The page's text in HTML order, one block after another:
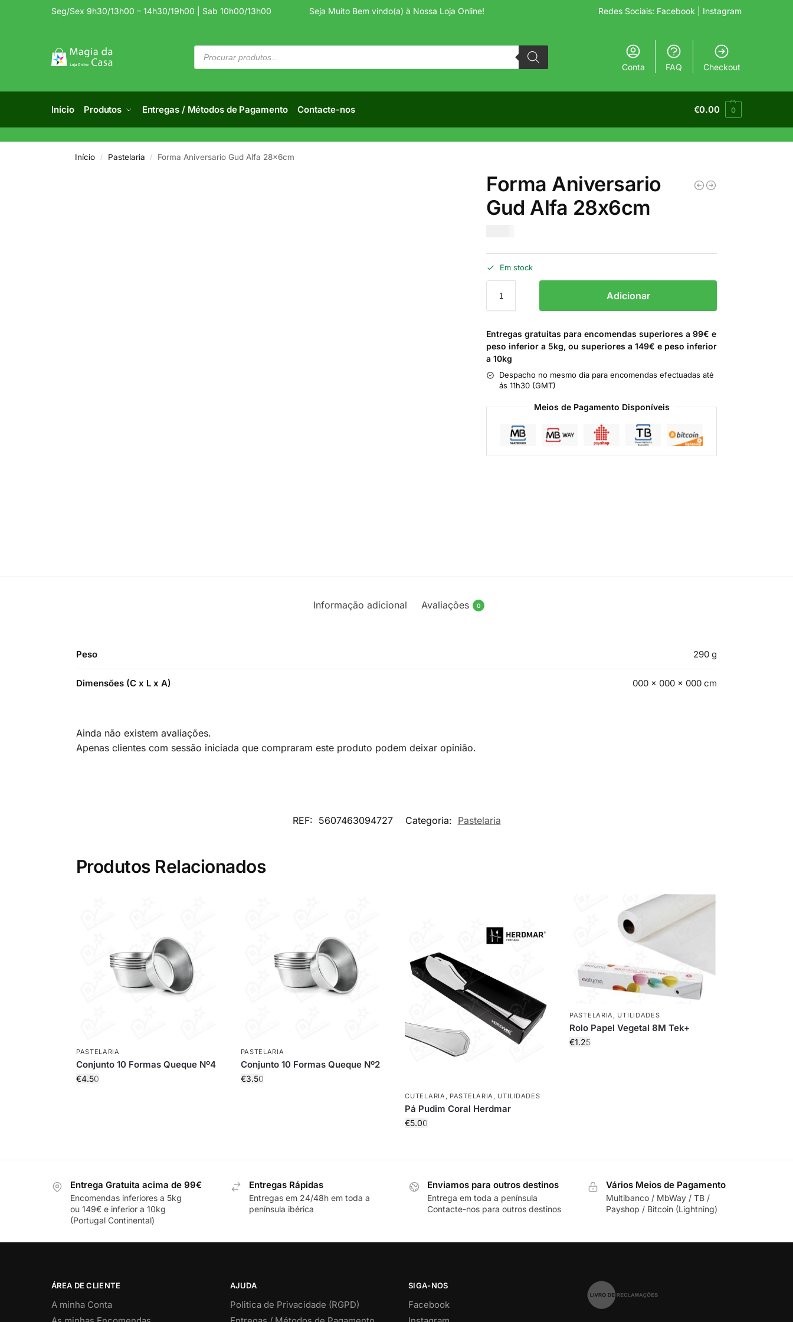
Seg/Sex 9h30/13h00 – 14h30/19h00 | Sab 10h00/13h00 Seja Muito Bem vindo(a) à Nossa Loja Online! Redes Sociais: Facebook | Instagram
Conta FAQ Checkout
Início Produtos Entregas / Métodos de Pagamento Contacte-nos €0.00 0
Início / Pastelaria / Forma Aniversario Gud Alfa 28x6cm
Forma Aniversario
Gud Alfa 28x6cm
Em stock
Adicionar
Entregas gratuitas para encomendas superiores a 99€ e
peso inferior a 5kg, ou superiores a 149€ e peso inferior
a 10kg
Despacho no mesmo dia para encomendas efectuadas até
ás 11h30 (GMT)
Meios de Pagamento Disponíveis
Informação adicional Avaliações 0
Peso 290 g
Dimensões (C x L x A) 000 × 000 × 000 cm
Ainda não existem avaliações.
Apenas clientes com sessão iniciada que compraram este produto podem deixar opinião.
REF: 5607463094727 Categoria: Pastelaria
Produtos Relacionados
PASTELARIA
Conjunto 10 Formas Queque Nº4
€4.50
PASTELARIA
Conjunto 10 Formas Queque Nº2
€3.50
CUTELARIA, PASTELARIA, UTILIDADES
Pá Pudim Coral Herdmar
€5.00
PASTELARIA, UTILIDADES
Rolo Papel Vegetal 8M Tek+
€1.25
Entrega Gratuita acima de 99€
Encomendas inferiores a 5kg
ou 149€ e inferior a 10kg
(Portugal Continental)
Entregas Rápidas
Entregas em 24/48h em toda a
península ibérica
Enviamos para outros destinos
Entrega em toda a península
Contacte-nos para outros destinos
Vários Meios de Pagamento
Multibanco / MbWay / TB /
Payshop / Bitcoin (Lightning)
ÁREA DE CLIENTE
A minha Conta
AJUDA
Politica de Privacidade (RGPD)
SIGA-NOS
Facebook